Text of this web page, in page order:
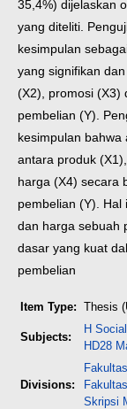
35,4%) dijelaskan
yang diteliti.
kesimpulan
yang signifikan
(X2), promosi (X3)
pembelian (Y).
kesimpulan
antara produk
harga (X4) secara
pembelian (Y).
dan harga sebuah
dasar yang kuat
pembelian
Item Type: Thesis
Subjects:
H
HD28
Divisions:
Skripsi